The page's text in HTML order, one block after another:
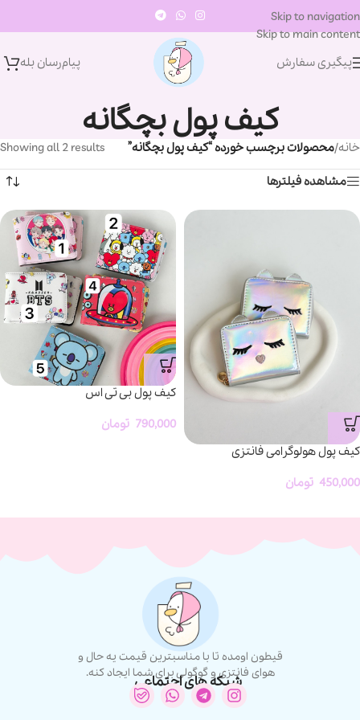
Skip to navigation
Skip to main content
پیگیری سفارش
پیام‌رسان‌ بله
کیف پول بچگانه
خانه/محصولات برچسب خورده “کیف پول بچگانه” Showing all 2 results
مشاهده فیلترها
کیف پول هولوگرامی فانتزی
450,000 تومان
کیف پول بی تی اس
790,000 تومان
قیطون اومده تا با مناسبترین قیمت یه حال و
هوای فانتزی و گوگولی برای شما ایجاد کنه.
شبکه های اجتماعی